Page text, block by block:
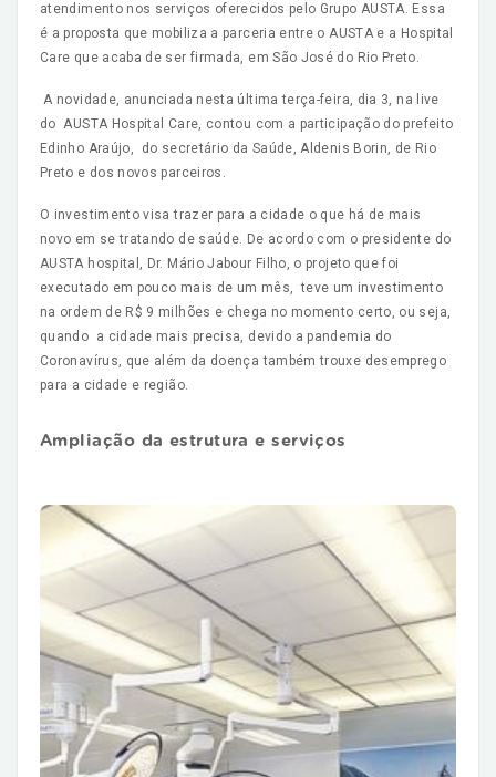
atendimento nos serviços oferecidos pelo Grupo AUSTA. Essa
é a proposta que mobiliza a parceria entre o AUSTA e a Hospital
Care que acaba de ser firmada, em São José do Rio Preto.
A novidade, anunciada nesta última terça-feira, dia 3, na live
do AUSTA Hospital Care, contou com a participação do prefeito
Edinho Araújo, do secretário da Saúde, Aldenis Borin, de Rio
Preto e dos novos parceiros.
O investimento visa trazer para a cidade o que há de mais
novo em se tratando de saúde. De acordo com o presidente do
AUSTA hospital, Dr. Mário Jabour Filho, o projeto que foi
executado em pouco mais de um mês, teve um investimento
na ordem de R$ 9 milhões e chega no momento certo, ou seja,
quando a cidade mais precisa, devido a pandemia do
Coronavírus, que além da doença também trouxe desemprego
para a cidade e região.
Ampliação da estrutura e serviços